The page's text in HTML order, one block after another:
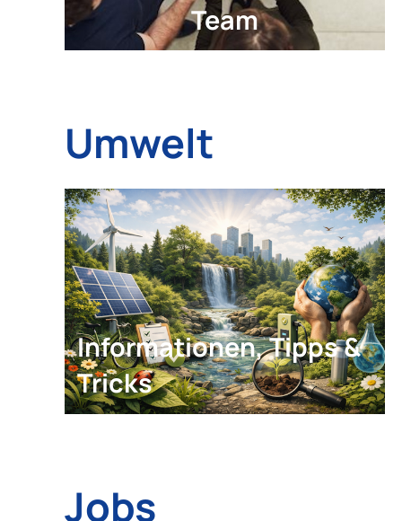
Team
Umwelt
Informationen, Tipps &
Tricks
Jobs